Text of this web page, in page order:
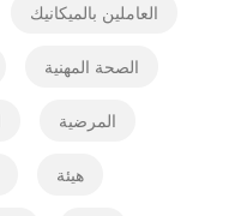
العاملين بالميكانيك
الصحة المهنية
المرضية
هيئة